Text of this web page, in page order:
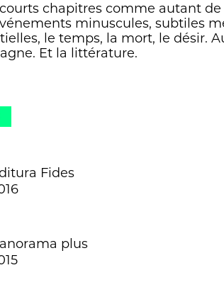
chapitres comme autant
minuscules, subtiles
le temps, la mort, le désir.
Et la littérature.
Fides
plus